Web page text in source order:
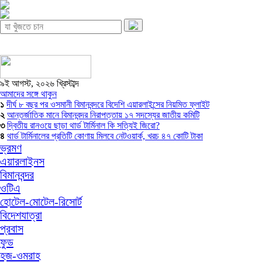
৯ই আগস্ট, ২০২৬ খ্রিস্টাব্দ
আমাদের সঙ্গে থাকুন
১ দীর্ঘ ৮ বছর পর ওসমানী বিমানবন্দরে বিদেশি এয়ারলাইন্সের নিয়মিত ফ্লাইট
২ আন্তর্জাতিক মানে বিমানবন্দর নিরাপত্তায় ১৭ সদস্যের জাতীয় কমিটি
৩ দ্বিতীয় রানওয়ে ছাড়া থার্ড টার্মিনাল কি সত্যিই জিরো?
৪ থার্ড টার্মিনালের প্রতিটি কোণায় মিলবে নেটওয়ার্ক, খরচ ৪৭ কোটি টাকা
ভ্রমণ
এয়ারলাইনস
বিমানবন্দর
ওটিএ
হোটেল-মোটেল-রিসোর্ট
বিদেশযাত্রা
প্রবাস
ফুড
হজ-ওমরাহ